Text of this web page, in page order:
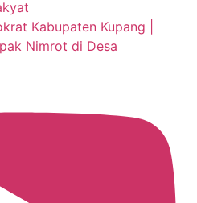
Kabupaten Kupang |
Nimrot di Desa